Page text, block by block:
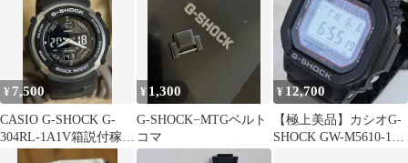
¥ 7,500
CASIO G-SHOCK G-
304RL-1A1V箱説付稼働
品 デジタル大画面
¥ 1,300
G-SHOCK−MTGベルト
コマ
¥ 12,700
【極上美品】カシオG-
SHOCK GW-M5610-1JF